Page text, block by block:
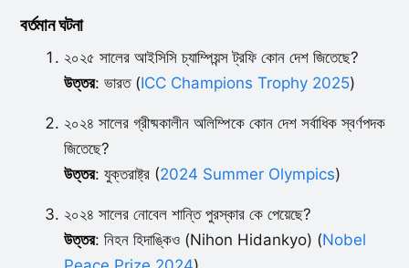
বর্তমান ঘটনা
২০২৫ সালের আইসিসি চ্যাম্পিয়ন্স ট্রফি কোন দেশ জিতেছে?
উত্তর: ভারত (ICC Champions Trophy 2025)
২০২৪ সালের গ্রীষ্মকালীন অলিম্পিকে কোন দেশ সর্বাধিক স্বর্ণপদক
জিতেছে?
উত্তর: যুক্তরাষ্ট্র (2024 Summer Olympics)
২০২৪ সালের নোবেল শান্তি পুরস্কার কে পেয়েছে?
উত্তর: নিহন হিদাঙ্কিও (Nihon Hidankyo) (Nobel